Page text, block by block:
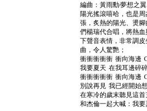
編曲：黃雨勳∕夢想之翼
陽光搖滾嘻哈，也是
張，炙熱的陽光、燙
們楊瑞代合唱，將熱
下聲音表情，非常調
曲，令人驚艷；
衝衝衝衝衝 衝向海邊
我要夏天 在我耳邊碎
衝衝衝衝衝 衝向海邊
別說再見 我已經開始
在寒冷的歲末聽見這
和杰倫一起大喊：我要